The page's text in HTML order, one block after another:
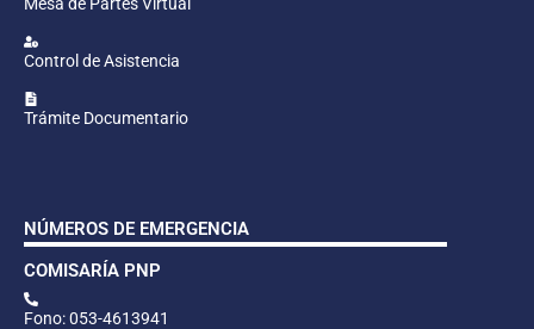
Control de Asistencia
Trámite Documentario
NÚMEROS DE EMERGENCIA
COMISARÍA PNP
Fono: 053-4613941